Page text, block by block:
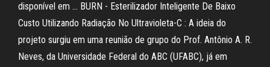
disponível em … BURN - Esterilizador Inteligente De Baixo
Custo Utilizando Radiação No Ultravioleta-C : A ideia do
projeto surgiu em uma reunião de grupo do Prof. Antônio A. R.
Neves, da Universidade Federal do ABC (UFABC), já em